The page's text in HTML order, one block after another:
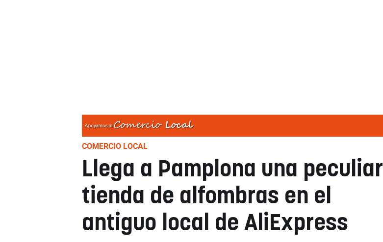
COMERCIO LOCAL
Llega a Pamplona una peculiar
tienda de alfombras en el
antiguo local de AliExpress